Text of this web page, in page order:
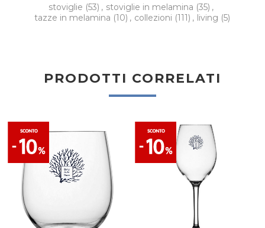
stoviglie (53) , stoviglie in melamina (35) ,
tazze in melamina (10) , collezioni (111) , living (5)
PRODOTTI CORRELATI